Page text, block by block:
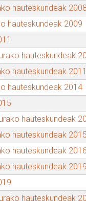
hauteskundeak 2008
hauteskundeak 2009
hauteskundeak
hauteskundeak 2011
hauteskundeak 2014
hauteskundeak
hauteskundeak 2015
hauteskundeak 2016
hauteskundeak 2019
hauteskundeak